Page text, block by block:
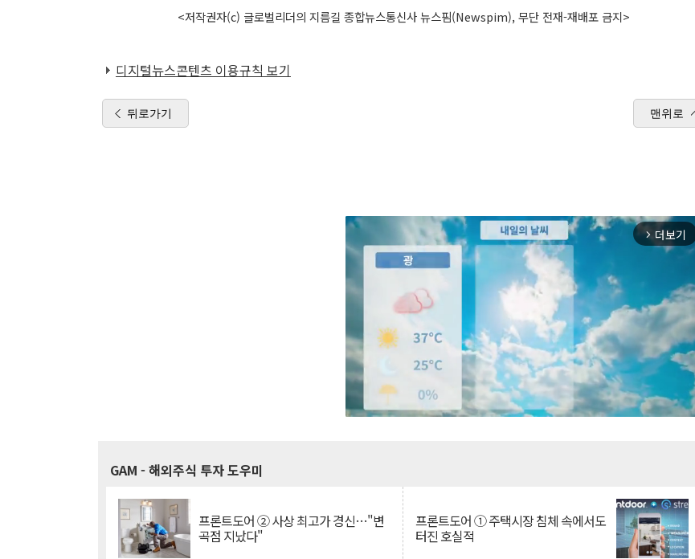
<저작권자(c) 글로벌리더의 지름길 종합뉴스통신사 뉴스핌(Newspim), 무단 전재-재배포 금지>
디지털뉴스콘텐츠 이용규칙 보기
뒤로가기 맨위로
arrow_forward_ios 더보기
GAM - 해외주식 투자 도우미
프론트도어 ② 사상 최고가 경신…"변
곡점 지났다"
프론트도어 ① 주택시장 침체 속에서도
터진 호실적